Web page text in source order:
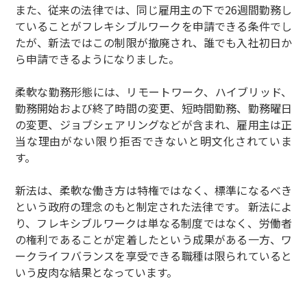
また、従来の法律では、同じ雇用主の下で26週間勤務し
ていることがフレキシブルワークを申請できる条件でし
たが、新法ではこの制限が撤廃され、誰でも入社初日か
ら申請できるようになりました。
柔軟な勤務形態には、リモートワーク、ハイブリッド、
勤務開始および終了時間の変更、短時間勤務、勤務曜日
の変更、ジョブシェアリングなどが含まれ、雇用主は正
当な理由がない限り拒否できないと明文化されていま
す。
新法は、柔軟な働き方は特権ではなく、標準になるべき
という政府の理念のもと制定された法律です。 新法によ
り、フレキシブルワークは単なる制度ではなく、労働者
の権利であることが定着したという成果がある一方、ワ
ークライフバランスを享受できる職種は限られていると
いう皮肉な結果となっています。